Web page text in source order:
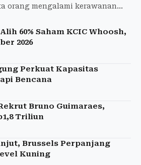
orang mengalami kerawanan
60% Saham KCIC Whoosh,
2026
Perkuat Kapasitas
Bencana
Bruno Guimaraes,
Triliun
Brussels Perpanjang
Kuning